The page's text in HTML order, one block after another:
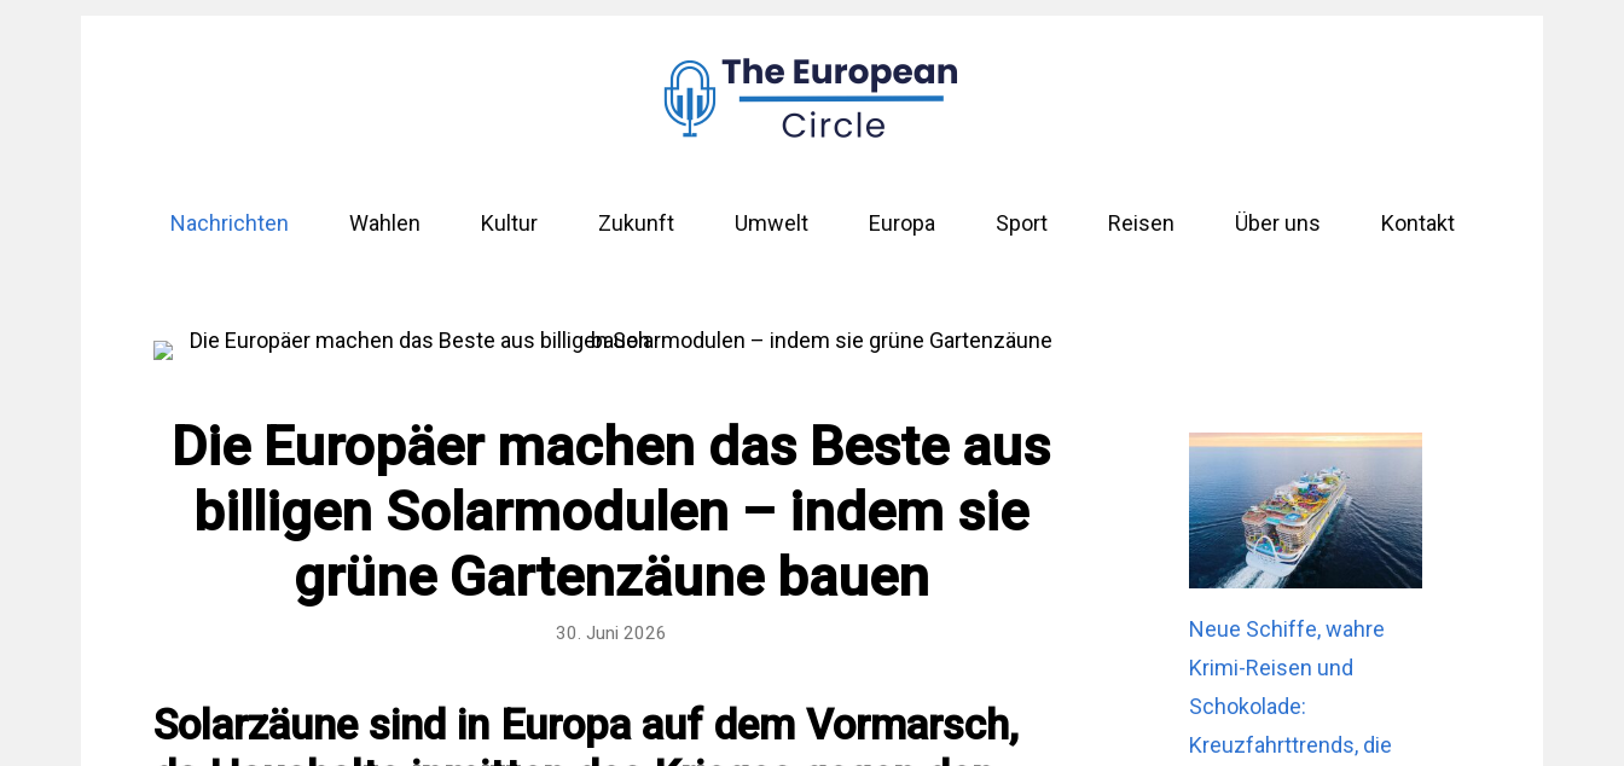
Nachrichten Wahlen Kultur Zukunft Umwelt Europa Sport Reisen Über uns Kontakt
Die Europäer machen das Beste aus
billigen Solarmodulen – indem sie
grüne Gartenzäune bauen
30. Juni 2026
Solarzäune sind in Europa auf dem Vormarsch,
Neue Schiffe, wahre
Krimi-Reisen und
Schokolade:
Kreuzfahrttrends, die